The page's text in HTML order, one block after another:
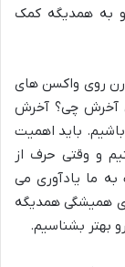
به همدیگه کمک
روی واکسن های
آخرش چی؟ آخرش
باشیم. باید اهمیت
و وقتی حرف از
ما یادآوری می
همیشگی همدیگه
بهتر بشناسیم.